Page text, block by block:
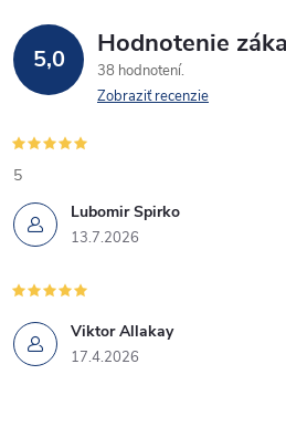
5,0 Hodnotenie
38 hodnotení
Zobraziť recenzie
Lubomir Spirko
13.7.2026
5
Viktor Allakay
17.4.2026